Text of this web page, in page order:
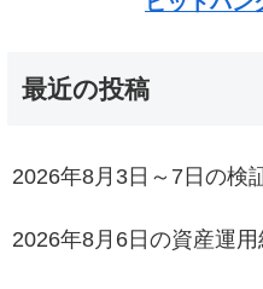
最近の投稿
2026年8月3日～7日の検
2026年8月6日の資産運用